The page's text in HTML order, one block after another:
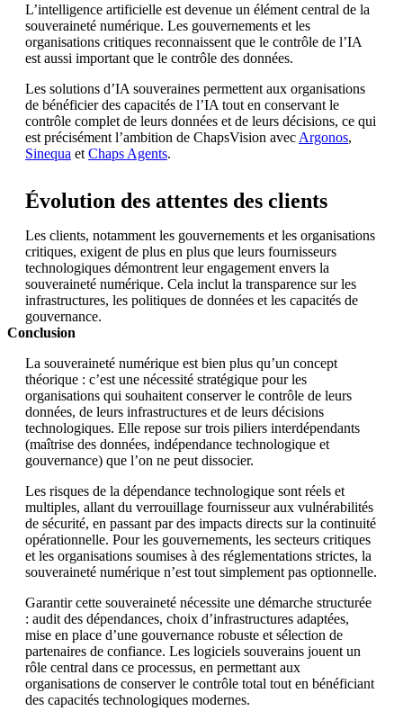
L’intelligence artificielle est devenue un élément central de la
souveraineté numérique. Les gouvernements et les
organisations critiques reconnaissent que le contrôle de l’IA
est aussi important que le contrôle des données.
Les solutions d’IA souveraines permettent aux organisations
de bénéficier des capacités de l’IA tout en conservant le
contrôle complet de leurs données et de leurs décisions, ce qui
est précisément l’ambition de ChapsVision avec Argonos,
Sinequa et Chaps Agents.
Évolution des attentes des clients
Les clients, notamment les gouvernements et les organisations
critiques, exigent de plus en plus que leurs fournisseurs
technologiques démontrent leur engagement envers la
souveraineté numérique. Cela inclut la transparence sur les
infrastructures, les politiques de données et les capacités de
gouvernance.
Conclusion
La souveraineté numérique est bien plus qu’un concept
théorique : c’est une nécessité stratégique pour les
organisations qui souhaitent conserver le contrôle de leurs
données, de leurs infrastructures et de leurs décisions
technologiques. Elle repose sur trois piliers interdépendants
(maîtrise des données, indépendance technologique et
gouvernance) que l’on ne peut dissocier.
Les risques de la dépendance technologique sont réels et
multiples, allant du verrouillage fournisseur aux vulnérabilités
de sécurité, en passant par des impacts directs sur la continuité
opérationnelle. Pour les gouvernements, les secteurs critiques
et les organisations soumises à des réglementations strictes, la
souveraineté numérique n’est tout simplement pas optionnelle.
Garantir cette souveraineté nécessite une démarche structurée
: audit des dépendances, choix d’infrastructures adaptées,
mise en place d’une gouvernance robuste et sélection de
partenaires de confiance. Les logiciels souverains jouent un
rôle central dans ce processus, en permettant aux
organisations de conserver le contrôle total tout en bénéficiant
des capacités technologiques modernes.